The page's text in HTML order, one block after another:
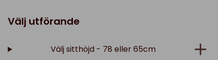
Välj utförande
Välj sitthöjd - 78 eller 65cm